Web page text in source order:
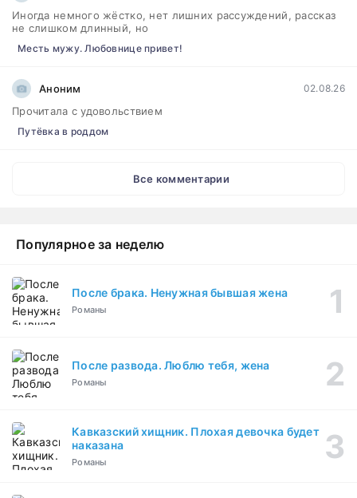
Иногда немного жёстко, нет лишних рассуждений, рассказ
не слишком длинный, но
Месть мужу. Любовнице привет!
Аноним 02.08.26
Прочитала с удовольствием
Путёвка в роддом
Все комментарии
Популярное за неделю
После брака. Ненужная бывшая жена
Романы
После развода. Люблю тебя, жена
Романы
Кавказский хищник. Плохая девочка будет
наказана
Романы